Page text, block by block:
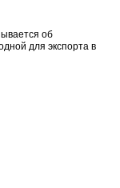
об
для экспорта в